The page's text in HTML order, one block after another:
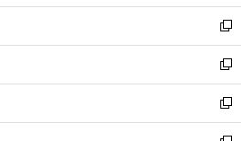
ウ
ィ
ン
ド
ウ
で
開
し
い
ウ
ィ
ン
ド
ウ
新
し
い
ウ
ィ
ン
新
し
い
ウ
新
し